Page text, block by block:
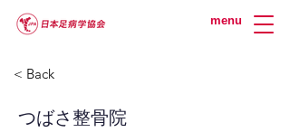
menu
< Back
つばさ整骨院